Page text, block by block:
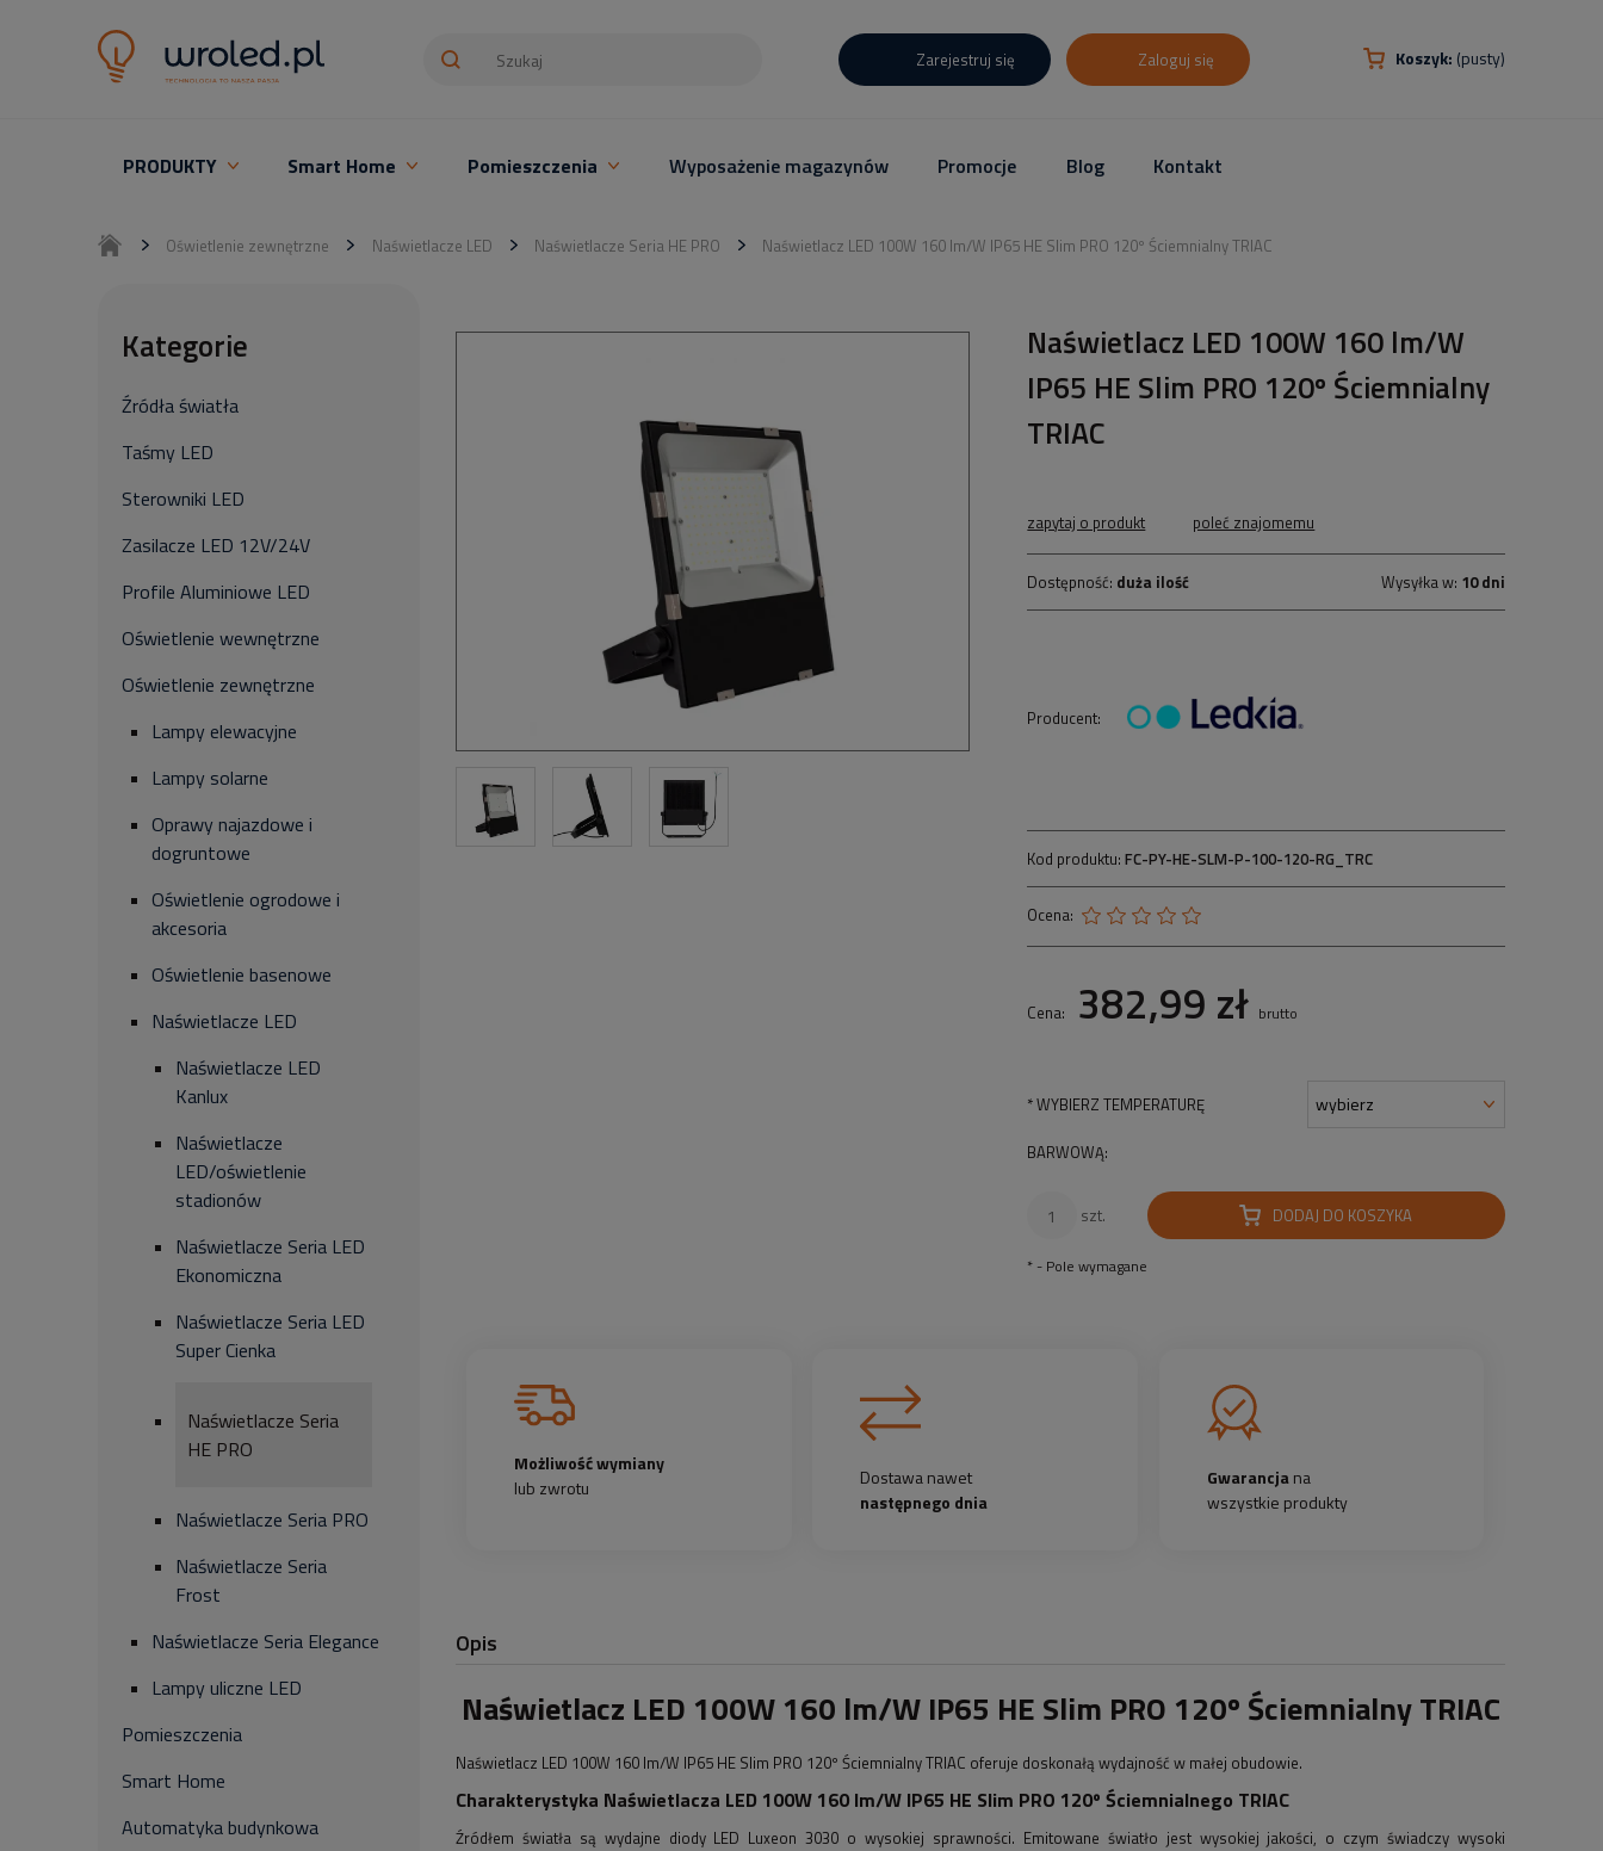
Koszyk: (pusty)
Zarejestruj się Zaloguj się
PRODUKTY Smart Home Pomieszczenia Wyposażenie magazynów Promocje Blog Kontakt
Oświetlenie zewnętrzne Naświetlacze LED Naświetlacze Seria HE PRO Naświetlacz LED 100W 160 lm/W IP65 HE Slim PRO 120º Ściemnialny TRIAC
Kategorie
Źródła światła
Taśmy LED
Sterowniki LED
Zasilacze LED 12V/24V
Profile Aluminiowe LED
Oświetlenie wewnętrzne
Oświetlenie zewnętrzne
Lampy elewacyjne
Lampy solarne
Oprawy najazdowe i
dogruntowe
Oświetlenie ogrodowe i
akcesoria
Oświetlenie basenowe
Naświetlacze LED
Naświetlacze LED
Kanlux
Naświetlacze
LED/oświetlenie
stadionów
Naświetlacze Seria LED
Ekonomiczna
Naświetlacze Seria LED
Super Cienka
Naświetlacze Seria
HE PRO
Naświetlacze Seria PRO
Naświetlacze Seria
Frost
Naświetlacze Seria Elegance
Lampy uliczne LED
Pomieszczenia
Smart Home
Automatyka budynkowa
Naświetlacz LED 100W 160 lm/W
IP65 HE Slim PRO 120º Ściemnialny
TRIAC
zapytaj o produkt poleć znajomemu
Dostępność: duża ilość Wysyłka w: 10 dni
Producent:
Kod produktu: FC-PY-HE-SLM-P-100-120-RG_TRC
Ocena:
Cena: 382,99 zł brutto
*WYBIERZ TEMPERATURĘ
BARWOWĄ:
szt. DODAJ DO KOSZYKA
* - Pole wymagane
Możliwość wymiany
lub zwrotu
Dostawa nawet
następnego dnia
Gwarancjana
wszystkie produkty
Opis
Naświetlacz LED 100W 160 lm/W IP65 HE Slim PRO 120º Ściemnialny TRIAC
Naświetlacz LED 100W 160 lm/W IP65 HE Slim PRO 120º Ściemnialny TRIAC oferuje doskonałą wydajność w małej obudowie.
Charakterystyka Naświetlacza LED 100W 160 lm/W IP65 HE Slim PRO 120º Ściemnialnego TRIAC
Źródłem światła są wydajne diody LED Luxeon 3030 o wysokiej sprawności. Emitowane światło jest wysokiej jakości, o czym świadczy wysoki